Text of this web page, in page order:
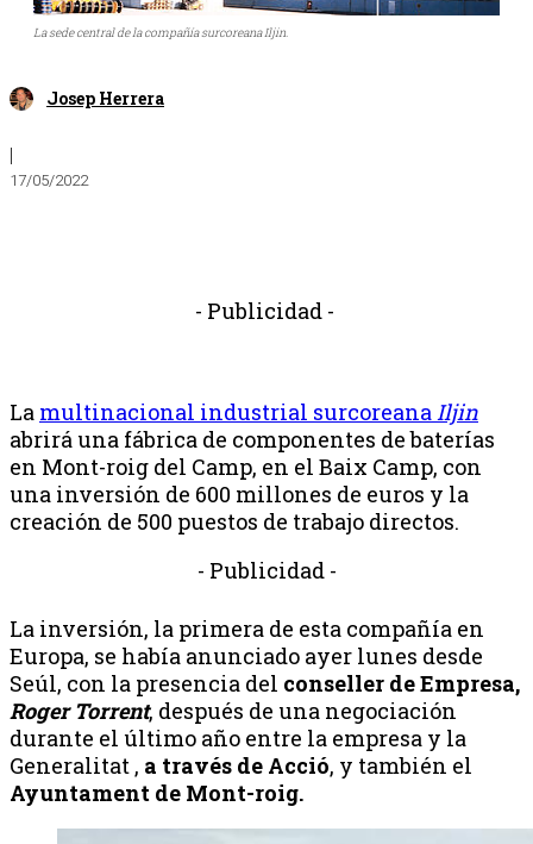
La sede central de la compañía surcoreana Iljin.
Josep Herrera
|
17/05/2022
- Publicidad -
La multinacional industrial surcoreana Iljin
abrirá una fábrica de componentes de baterías
en Mont-roig del Camp, en el Baix Camp, con
una inversión de 600 millones de euros y la
creación de 500 puestos de trabajo directos.
- Publicidad -
La inversión, la primera de esta compañía en
Europa, se había anunciado ayer lunes desde
Seúl, con la presencia del conseller de Empresa,
Roger Torrent, después de una negociación
durante el último año entre la empresa y la
Generalitat , a través de Acció, y también el
Ayuntament de Mont-roig.